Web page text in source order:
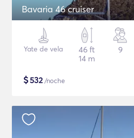
Bavaria 46 cruiser
Yate de vela
46 ft
14 m
9
$532/noche